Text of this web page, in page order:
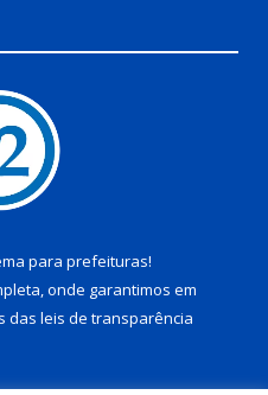
para prefeituras!
onde garantimos em
das leis de transparência